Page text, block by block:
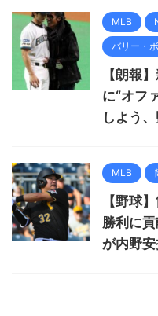
MLB
バリー・
【朗報
に“オフ
しよう
MLB
【野球
勝利に
が内野安